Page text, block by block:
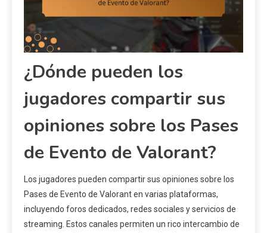
¿Dónde pueden los
jugadores compartir sus
opiniones sobre los Pases
de Evento de Valorant?
Los jugadores pueden compartir sus opiniones sobre los
Pases de Evento de Valorant en varias plataformas,
incluyendo foros dedicados, redes sociales y servicios de
streaming. Estos canales permiten un rico intercambio de